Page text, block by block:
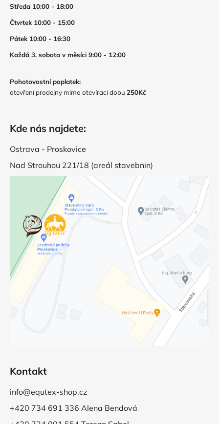
Středa 10:00 - 18:00
Čtvrtek 10:00 - 15:00
Pátek 10:00 - 16:30
Každá 3. sobota v měsíci 9:00 - 12:00
Pohotovostní poplatek:
otevření prodejny mimo otevírací dobu 250Kč
Kde nás najdete:
Ostrava - Proskovice
Nad Strouhou 221/18 (areál stavebnin)
Kontakt
info@equtex-shop.cz
+420 734 691 336 Alena Bendová